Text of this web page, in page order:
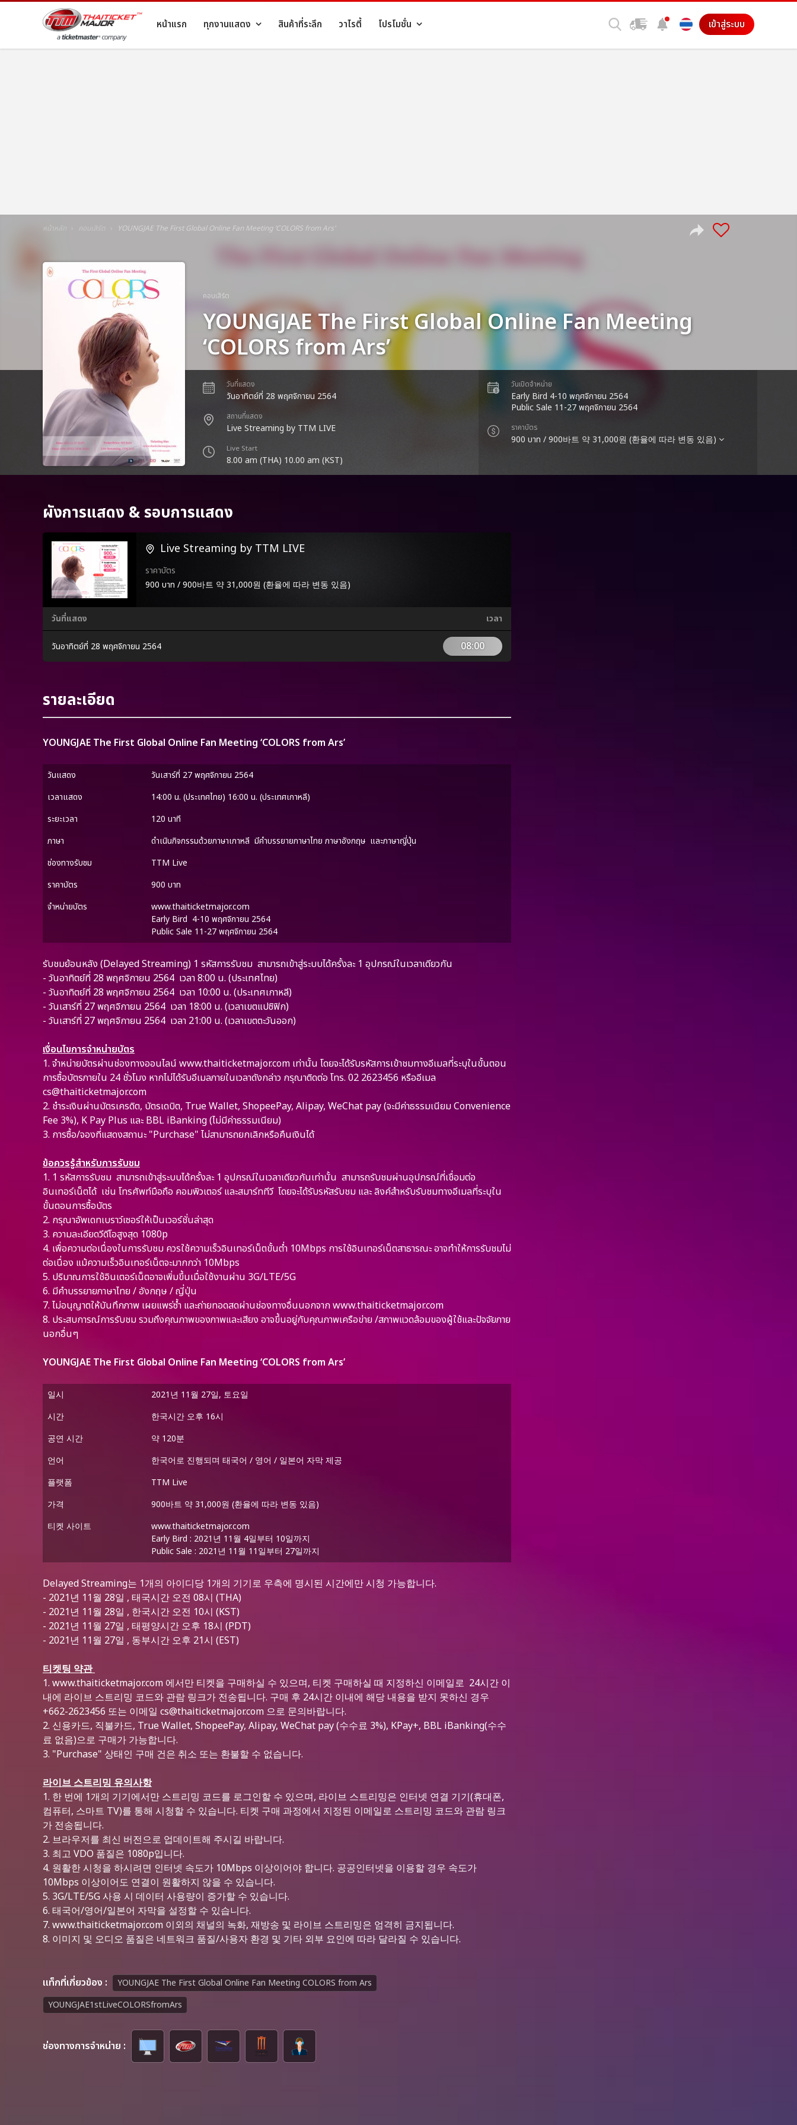
หน้าแรก ทุกงานแสดง สินค้าที่ระลึก วาไรตี้ โปรโมชั่น เข้าสู่ระบบ
หน้าหลัก คอนเสิร์ต YOUNGJAE The First Global Online Fan Meeting ‘COLORS from Ars'
คอนเสิร์ต
YOUNGJAE The First Global Online Fan Meeting
‘COLORS from Ars’
วันที่แสดง
วันอาทิตย์ที่ 28 พฤศจิกายน 2564
สถานที่แสดง
Live Streaming by TTM LIVE
Live Start
8.00 am (THA) 10.00 am (KST)
วันเปิดจำหน่าย
Early Bird 4-10 พฤศจิกายน 2564
Public Sale 11-27 พฤศจิกายน 2564
ราคาบัตร
900 บาท / 900바트 약 31,000원 (환율에 따라 변동 있음)
ผังการแสดง & รอบการแสดง
Live Streaming by TTM LIVE
ราคาบัตร
900 บาท / 900바트 약 31,000원 (환율에 따라 변동 있음)
วันที่แสดง เวลา
วันอาทิตย์ที่ 28 พฤศจิกายน 2564 08:00
รายละเอียด
YOUNGJAE The First Global Online Fan Meeting ‘COLORS from Ars’
วันแสดง
วันเสาร์ที่ 27 พฤศจิกายน 2564
เวลาแสดง
14:00 น. (ประเทศไทย) 16:00 น.​ (ประเทศเกาหลี)
ระยะเวลา
120 นาที
ภาษา
ดำเนินกิจกรรมด้วยภาษาเกาหลี มีคำบรรยายภาษาไทย ภาษาอังกฤษ และภาษาญี่ปุ่น
ช่องทางรับชม
TTM Live
ราคาบัตร
900 บาท
จำหน่ายบัตร
www.thaiticketmajor.com
Early Bird 4-10 พฤศจิกายน 2564
Public Sale 11-27 พฤศจิกายน 2564
รับชมย้อนหลัง (Delayed Streaming) 1 รหัสการรับชม สามารถเข้าสู่ระบบได้ครั้งละ 1 อุปกรณ์ในเวลาเดียวกัน
- วันอาทิตย์ที่ 28 พฤศจิกายน 2564 เวลา 8:00 น. (ประเทศไทย)
- วันอาทิตย์ที่ 28 พฤศจิกายน 2564 เวลา 10:00 น. (ประเทศเกาหลี)
- วันเสาร์ที่ 27 พฤศจิกายน 2564 เวลา 18:00 น. (เวลาเขตแปซิฟิก)
- วันเสาร์ที่ 27 พฤศจิกายน 2564 เวลา 21:00 น. (เวลาเขตตะวันออก)
เงื่อนไขการจำหน่ายบัตร
1. จำหน่ายบัตรผ่านช่องทางออนไลน์ www.thaiticketmajor.com เท่านั้น โดยจะได้รับรหัสการเข้าชมทางอีเมลที่ระบุในขั้นตอน
การซื้อบัตรภายใน 24 ชั่วโมง หากไม่ได้รับอีเมลภายในเวลาดังกล่าว กรุณาติดต่อ โทร. 02 2623456 หรืออีเมล
cs@thaiticketmajor.com
2. ชำระเงินผ่านบัตรเครดิต, บัตรเดบิต, True Wallet, ShopeePay, Alipay, WeChat pay (จะมีค่าธรรมเนียม Convenience
Fee 3%), K Pay Plus และ BBL iBanking (ไม่มีค่าธรรมเนียม)
3. การซื้อ/จองที่แสดงสถานะ "Purchase" ไม่สามารถยกเลิกหรือคืนเงินได้
ข้อควรรู้สำหรับการรับชม
1. 1 รหัสการรับชม สามารถเข้าสู่ระบบได้ครั้งละ 1 อุปกรณ์ในเวลาเดียวกันเท่านั้น สามารถรับชมผ่านอุปกรณ์ที่เชื่อมต่อ
อินเทอร์เน็ตได้ เช่น โทรศัพท์มือถือ คอมพิวเตอร์ และสมาร์ททีวี โดยจะได้รับรหัสรับชม และ ลิงค์สำหรับรับชมทางอีเมลที่ระบุใน
ขั้นตอนการซื้อบัตร
2. กรุณาอัพเดทเบราว์เซอร์ให้เป็นเวอร์ชั่นล่าสุด
3. ความละเอียดวีดีโอสูงสุด 1080p
4. เพื่อความต่อเนื่องในการรับชม ควรใช้ความเร็วอินเทอร์เน็ตขั้นต่ำ 10Mbps การใช้อินเทอร์เน็ตสาธารณะ อาจทำให้การรับชมไม่
ต่อเนื่อง แม้ความเร็วอินเทอร์เน็ตจะมากกว่า 10Mbps
5. ปริมาณการใช้อินเตอร์เน็ตอาจเพิ่มขึ้นเมื่อใช้งานผ่าน 3G/LTE/5G
6. มีคำบรรยายภาษาไทย / อังกฤษ / ญี่ปุ่น
7. ไม่อนุญาตให้บันทึกภาพ เผยแพร่ซ้ำ และถ่ายทอดสดผ่านช่องทางอื่นนอกจาก www.thaiticketmajor.com
8. ประสบการณ์การรับชม รวมถึงคุณภาพของภาพและเสียง อาจขึ้นอยู่กับคุณภาพเครือข่าย /สภาพแวดล้อมของผู้ใช้และปัจจัยภาย
นอกอื่นๆ
YOUNGJAE The First Global Online Fan Meeting ‘COLORS from Ars’
일시
2021년 11월 27일, 토요일
시간
한국시간 오후 16시
공연 시간
약 120분
언어
한국어로 진행되며 태국어 / 영어 / 일본어 자막 제공
플랫폼
TTM Live
가격
900바트 약 31,000원 (환율에 따라 변동 있음)
티켓 사이트
www.thaiticketmajor.com
Early Bird : 2021년 11월 4일부터 10일까지
Public Sale : 2021년 11월 11일부터 27일까지
Delayed Streaming는 1개의 아이디당 1개의 기기로 우측에 명시된 시간에만 시청 가능합니다.
- 2021년 11월 28일 , 태국시간 오전 08시 (THA)
- 2021년 11월 28일 , 한국시간 오전 10시 (KST)
- 2021년 11월 27일 , 태평양시간 오후 18시 (PDT)
- 2021년 11월 27일 , 동부시간 오후 21시 (EST)
티켓팅 약관
1. www.thaiticketmajor.com 에서만 티켓을 구매하실 수 있으며, 티켓 구매하실 때 지정하신 이메일로 24시간 이
내에 라이브 스트리밍 코드와 관람 링크가 전송됩니다. 구매 후 24시간 이내에 해당 내용을 받지 못하신 경우
+662-2623456 또는 이메일 cs@thaiticketmajor.com 으로 문의바랍니다.
2. 신용카드, 직불카드, True Wallet, ShopeePay, Alipay, WeChat pay (수수료 3%), KPay+, BBL iBanking(수수
료 없음)으로 구매가 가능합니다.
3. "Purchase" 상태인 구매 건은 취소 또는 환불할 수 없습니다.
라이브 스트리밍 유의사항
1. 한 번에 1개의 기기에서만 스트리밍 코드를 로그인할 수 있으며, 라이브 스트리밍은 인터넷 연결 기기(휴대폰,
컴퓨터, 스마트 TV)를 통해 시청할 수 있습니다. 티켓 구매 과정에서 지정된 이메일로 스트리밍 코드와 관람 링크
가 전송됩니다.
2. 브라우저를 최신 버전으로 업데이트해 주시길 바랍니다.
3. 최고 VDO 품질은 1080p입니다.
4. 원활한 시청을 하시려면 인터넷 속도가 10Mbps 이상이어야 합니다. 공공인터넷을 이용할 경우 속도가
10Mbps 이상이어도 연결이 원활하지 않을 수 있습니다.
5. 3G/LTE/5G 사용 시 데이터 사용량이 증가할 수 있습니다.
6. 태국어/영어/일본어 자막을 설정할 수 있습니다.
7. www.thaiticketmajor.com 이외의 채널의 녹화, 재방송 및 라이브 스트리밍은 엄격히 금지됩니다.
8. 이미지 및 오디오 품질은 네트워크 품질/사용자 환경 및 기타 외부 요인에 따라 달라질 수 있습니다.
เเท็กที่เกี่ยวข้อง :
YOUNGJAE The First Global Online Fan Meeting COLORS from Ars
YOUNGJAE1stLiveCOLORSfromArs
ช่องทางการจำหน่าย :